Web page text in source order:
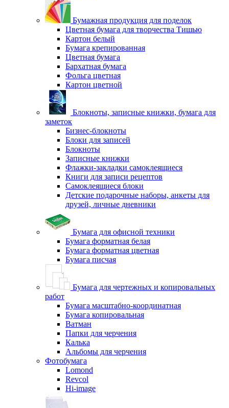
Бумажная продукция для поделок
Цветная бумага для творчества Тишью
Картон белый
Бумага крепированная
Цветная бумага
Бархатная бумага
Фольга цветная
Картон цветной
Блокноты, записные книжки, бумага для
заметок
Бизнес-блокноты
Блоки для записей
Блокноты
Записные книжки
Флажки-закладки самоклеящиеся
Книги для записи рецептов
Самоклеящиеся блоки
Детские подарочные наборы, анкеты для
друзей, личные дневники
Бумага для офисной техники
Бумага форматная белая
Бумага форматная цветная
Бумага писчая
Бумага для чертежных и копировальных
работ
Бумага масштабно-координатная
Бумага копировальная
Ватман
Папки для черчения
Калька
Альбомы для черчения
Фотобумага
Lomond
Revcol
Hi-image